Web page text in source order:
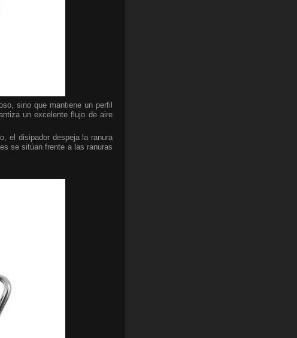
sino que mantiene un perfil
un excelente flujo de aire
el disipador despeja la ranura
se sitúan frente a las ranuras